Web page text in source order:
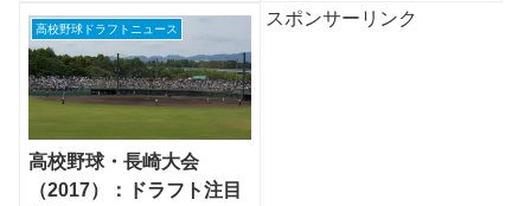
高校野球ドラフトニュース
高校野球・長崎大会
（2017）：ドラフト注目
スポンサーリンク